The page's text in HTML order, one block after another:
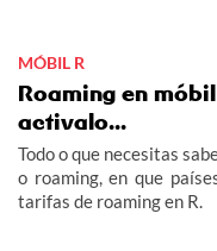
MÓBIL R
Roaming en
activalo...
Todo o que necesitas
o roaming, en que
tarifas de roaming en R.